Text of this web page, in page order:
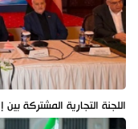
اللجنة التجارية المشتركة